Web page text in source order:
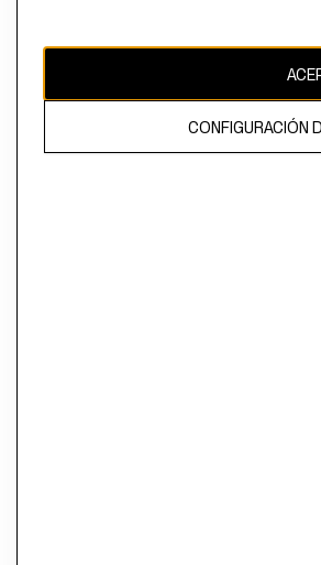
El contenido de esta página web está
CONFIGURACIÓN